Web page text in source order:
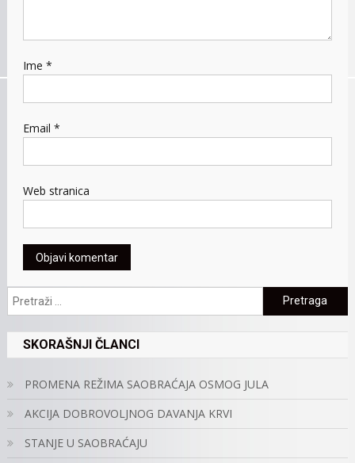
Ime *
Email *
Web stranica
Pretraga:
SKORAŠNJI ČLANCI
PROMENA REŽIMA SAOBRAĆAJA OSMOG JULA
AKCIJA DOBROVOLJNOG DAVANJA KRVI
STANJE U SAOBRAĆAJU